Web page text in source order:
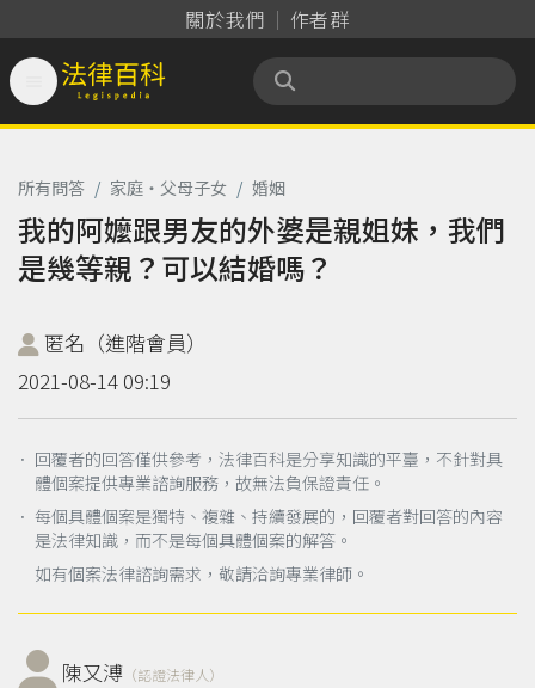
關於我們 作者群
法律百科 Legispedia
所有問答 / 家庭‧父母子女 / 婚姻
我的阿嬤跟男友的外婆是親姐妹，我們
是幾等親？可以結婚嗎？
匿名（進階會員）
2021-08-14 09:19
． 回覆者的回答僅供參考，法律百科是分享知識的平臺，不針對具
體個案提供專業諮詢服務，故無法負保證責任。
． 每個具體個案是獨特、複雜、持續發展的，回覆者對回答的內容
是法律知識，而不是每個具體個案的解答。
如有個案法律諮詢需求，敬請洽詢專業律師。
陳又溥 （認證法律人）